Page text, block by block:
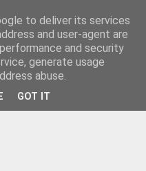
to deliver its services
and user-agent are
and security
generate usage
abuse.
GOT IT